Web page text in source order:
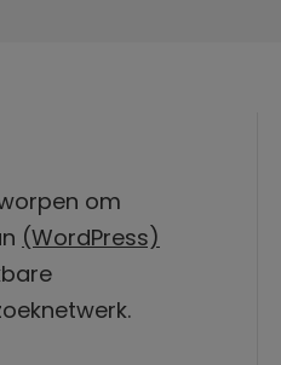
om
(WordPress)